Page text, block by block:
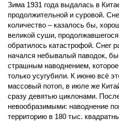
Зима 1931 года выдалась в
продолжительной и суровой.
количество – казалось бы,
великой суши,
обратилось катастрофой. Снег
начался небывалый паводок,
страшным наводнением,
только усугубили. К июню всё
массовый потоп, в июле же
сразу девятью циклонами.
невообразимыми: наводнение
территорию в 180 тыс.